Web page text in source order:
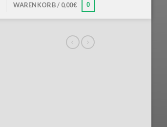
WARENKORB / 0,00€ 0